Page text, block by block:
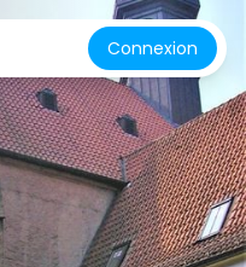
Connexion